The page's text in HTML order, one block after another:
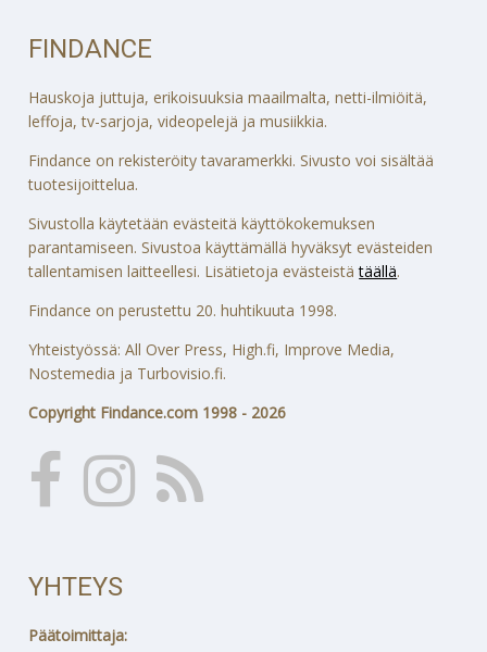
FINDANCE
Hauskoja juttuja, erikoisuuksia maailmalta, netti-ilmiöitä,
leffoja, tv-sarjoja, videopelejä ja musiikkia.
Findance on rekisteröity tavaramerkki. Sivusto voi sisältää
tuotesijoittelua.
Sivustolla käytetään evästeitä käyttökokemuksen
parantamiseen. Sivustoa käyttämällä hyväksyt evästeiden
tallentamisen laitteellesi. Lisätietoja evästeistätäällä.
Findance on perustettu 20. huhtikuuta 1998.
Yhteistyössä: All Over Press, High.fi, Improve Media,
Nostemedia ja Turbovisio.fi.
Copyright Findance.com 1998 - 2026
YHTEYS
Päätoimittaja: